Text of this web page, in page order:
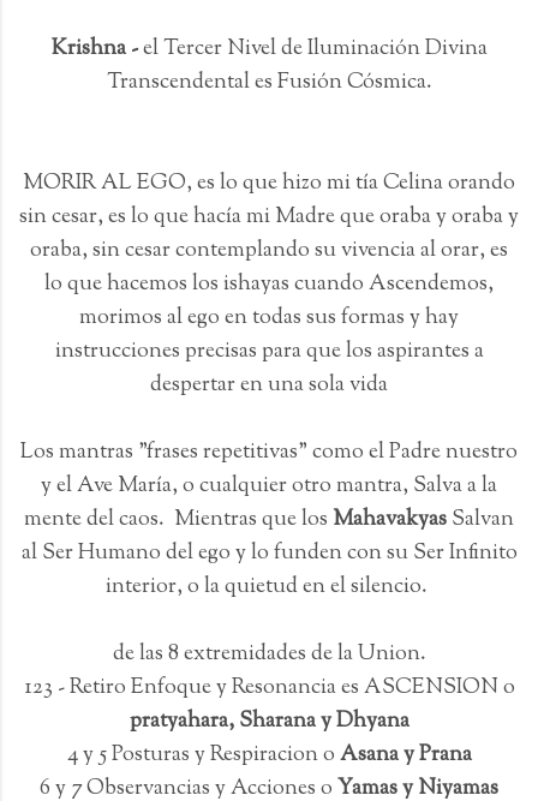
Krishna -el Tercer Nivel de Iluminación Divina
Transcendental es Fusión Cósmica.
MORIR AL EGO, es lo que hizo mi tía Celina orando
sin cesar, es lo que hacía mi Madre que oraba y oraba y
oraba, sin cesar contemplando su vivencia al orar, es
lo que hacemos los ishayas cuando Ascendemos,
morimos al ego en todas sus formas y hay
instrucciones precisas para que los aspirantes a
despertar en una sola vida
Los mantras "frases repetitivas" como el Padre nuestro
y el Ave María, o cualquier otro mantra, Salva a la
mente del caos. Mientras que los MahavakyasSalvan
al Ser Humano del ego y lo funden con su Ser Infinito
interior, o la quietud en el silencio.
de las 8 extremidades de la Union.
123 - Retiro Enfoque y Resonancia es ASCENSION o
pratyahara, Sharana y Dhyana
4 y 5 Posturas y Respiracion oAsana y Prana
6 y 7 Observancias y Acciones oYamas y Niyamas